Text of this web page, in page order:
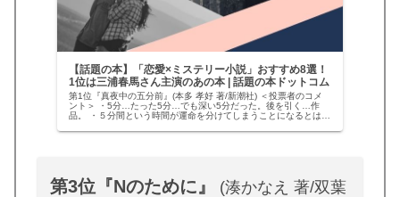
【話題の本】「恋愛×ミステリー小説」おすすめ8選！
1位は三浦春馬さん主演のあの本 | 話題の本ドットコム
第1位『真夜中の五分前』(本多 孝好 著/新潮社) ＜投票者のコメ
ント＞ ・5分…たった5分…でも深い5分だった。後を引く…作
品。 ・５分間という時間が運命を分けてしまうことになるとは…
第3位『Nのために』
(湊かなえ 著/双葉